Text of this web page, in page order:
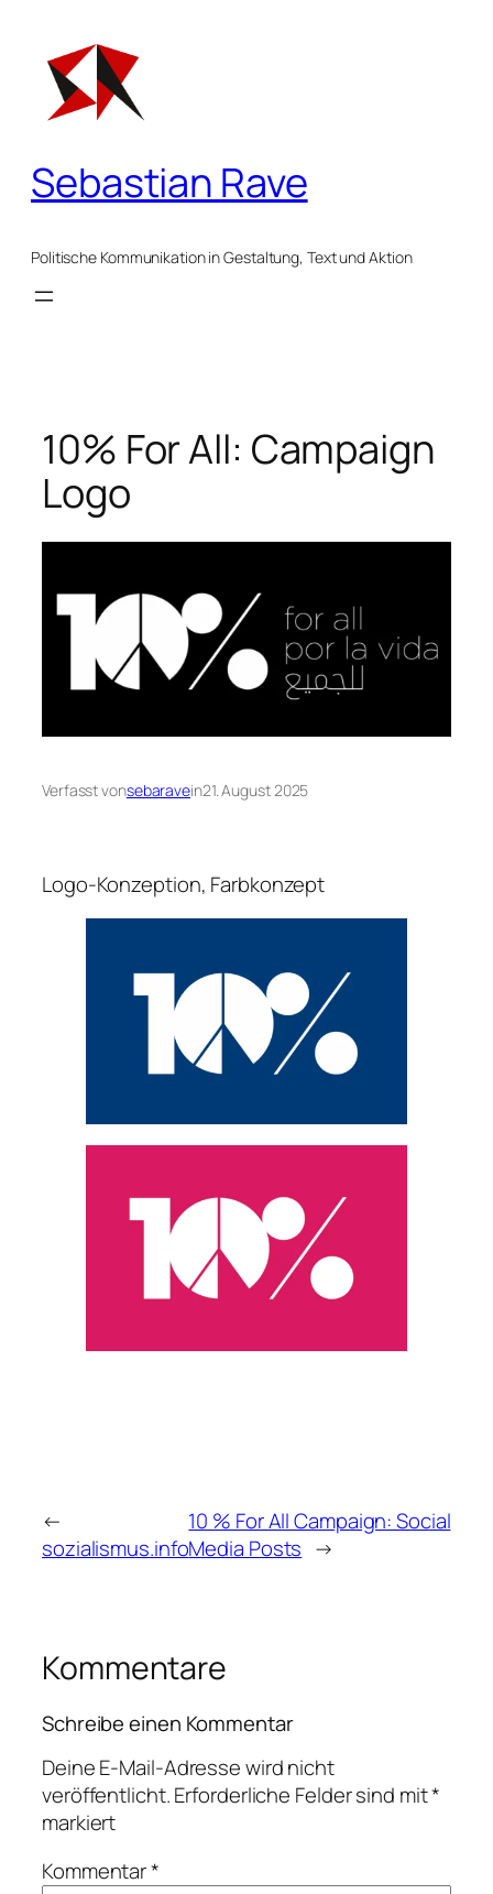
springen
Sebastian Rave
Politische Kommunikation in Gestaltung, Text und Aktion
10% For All: Campaign
Logo
Verfasst vonsebaravein21. August 2025
Logo-Konzeption, Farbkonzept
←
sozialismus.info
10 % For All Campaign: Social
Media Posts →
Kommentare
Schreibe einen Kommentar
Deine E-Mail-Adresse wird nicht
veröffentlicht.Erforderliche Felder sind mit*
markiert
Kommentar*